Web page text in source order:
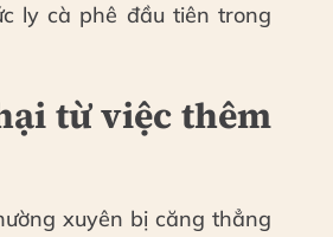
ly cà phê đầu tiên trong
từ việc thêm
xuyên bị căng thẳng